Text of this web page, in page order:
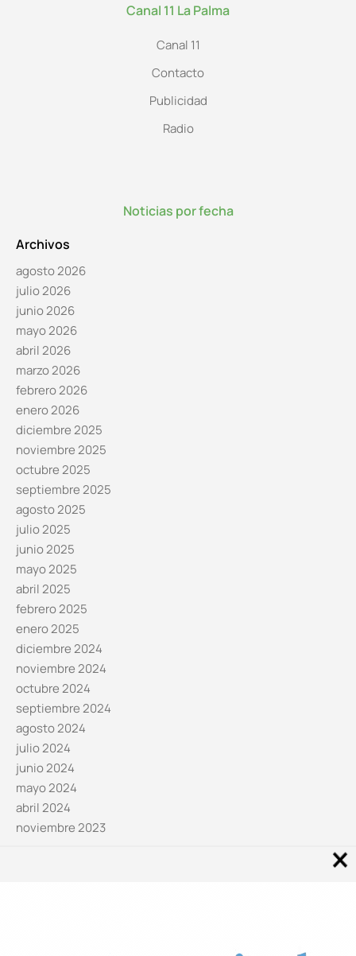
Canal 11 La Palma
Canal 11
Contacto
Publicidad
Radio
Noticias por fecha
Archivos
agosto 2026
julio 2026
junio 2026
mayo 2026
abril 2026
marzo 2026
febrero 2026
enero 2026
diciembre 2025
noviembre 2025
octubre 2025
septiembre 2025
agosto 2025
julio 2025
junio 2025
mayo 2025
abril 2025
febrero 2025
enero 2025
diciembre 2024
noviembre 2024
octubre 2024
septiembre 2024
agosto 2024
julio 2024
junio 2024
mayo 2024
abril 2024
noviembre 2023